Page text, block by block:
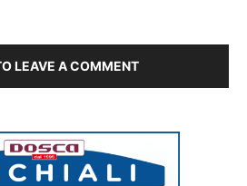
LEAVE A COMMENT